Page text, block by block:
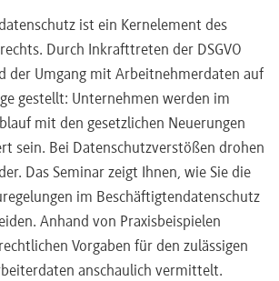
ist ein Kernelement des
Durch Inkrafttreten der DSGVO
der Umgang mit Arbeitnehmerdaten auf
gestellt: Unternehmen werden im
mit den gesetzlichen Neuerungen
sein. Bei Datenschutzverstößen drohen
Das Seminar zeigt Ihnen, wie Sie die
im Beschäftigtendatenschutz
Anhand von Praxisbeispielen
Vorgaben für den zulässigen
anschaulich vermittelt.